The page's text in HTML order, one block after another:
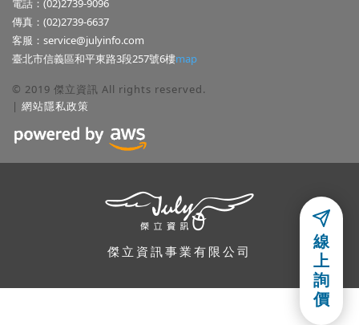
本公司關心使用者隱私權與個人資訊,並遵守本公司的網站隱私政策,使
用者若有任何問題,可以參考本公司的「網站隱私政策
」,或利用電子郵
傑立資訊事業有限公司
電話：(02)2739-9096
傳真：(02)2739-6637
客服： service@julyinfo.com
臺北市信義區和平東路3段257號6樓map
© 2019 傑立資訊 All rights reserved.
| 網站隱私政策
線
上
詢
價